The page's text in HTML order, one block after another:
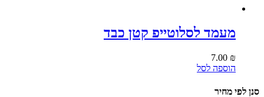
מעמד לסלוטייפ קטן כבד
7.00 ₪
הוספה לסל
סנן לפי מחיר